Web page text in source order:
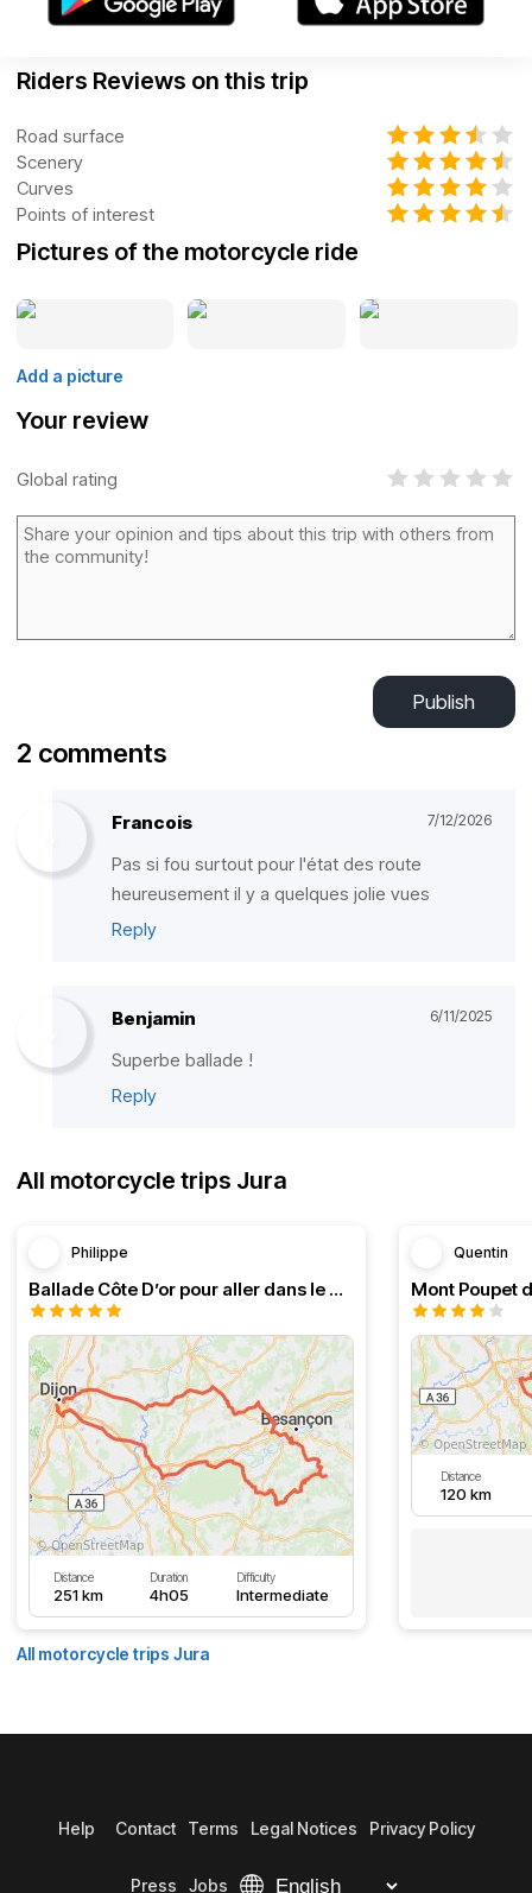
Riders Reviews on this trip
Road surface
Scenery
Curves
Points of interest
Pictures of the motorcycle ride
Add a picture
Your review
Global rating
Publish
2 comments
Francois 7/12/2026
Pas si fou surtout pour l'état des route
heureusement il y a quelques jolie vues
Reply
Benjamin 6/11/2025
Superbe ballade !
Reply
All motorcycle trips Jura
Philippe
Ballade Côte D’or pour aller dans le Doubs
Distance
251 km
Duration
4h05
Difficulty
Intermediate
Quentin
Mont Poupet
Distance
120 km
All motorcycle trips Jura
Help Contact Terms Legal Notices Privacy Policy
Press Jobs